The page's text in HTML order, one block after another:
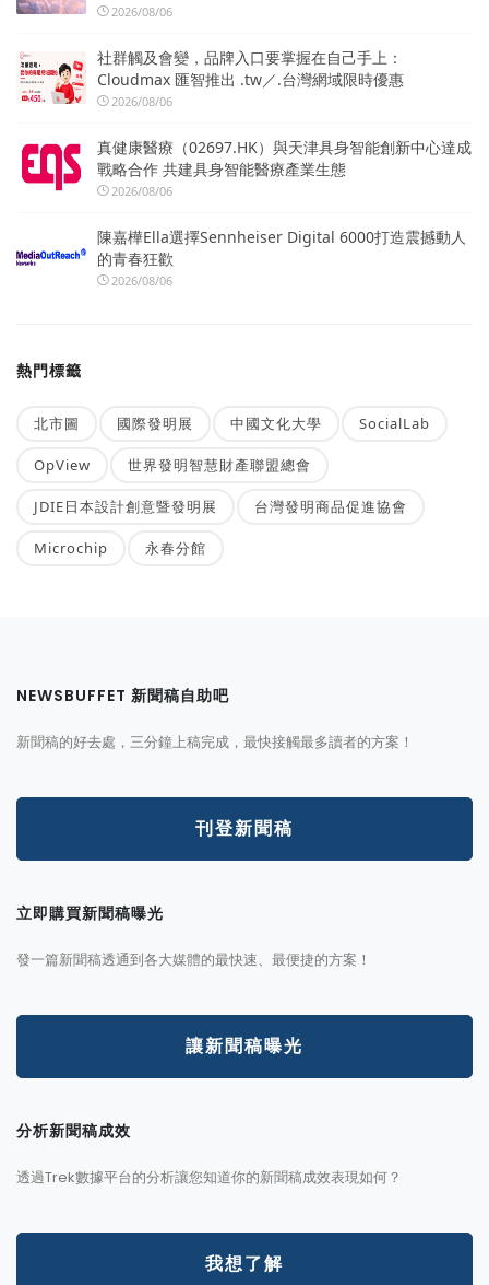
2026/08/06
社群觸及會變，品牌入口要掌握在自己手上：
Cloudmax 匯智推出 .tw／.台灣網域限時優惠
2026/08/06
真健康醫療（02697.HK）與天津具身智能創新中心達成
戰略合作 共建具身智能醫療產業生態
2026/08/06
陳嘉樺Ella選擇Sennheiser Digital 6000打造震撼動人
的青春狂歡
2026/08/06
熱門標籤
北市圖 國際發明展 中國文化大學 SocialLab
OpView 世界發明智慧財產聯盟總會
JDIE日本設計創意暨發明展 台灣發明商品促進協會
Microchip 永春分館
NEWSBUFFET 新聞稿自助吧
新聞稿的好去處，三分鐘上稿完成，最快接觸最多讀者的方案！
刊登新聞稿
立即購買新聞稿曝光
發一篇新聞稿透通到各大媒體的最快速、最便捷的方案！
讓新聞稿曝光
分析新聞稿成效
透過Trek數據平台的分析讓您知道你的新聞稿成效表現如何？
我想了解